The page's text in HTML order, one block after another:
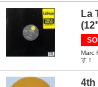
La
Marc
す！
4th